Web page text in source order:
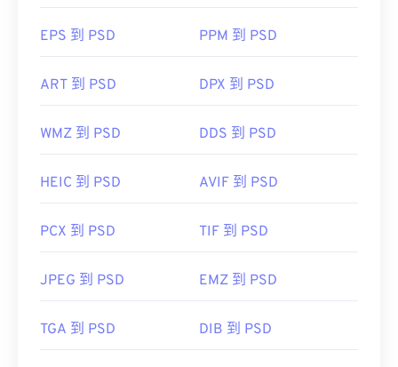
由于 PSD 文件较大，不易于传输、存储或共享。为
据的文件格式。最常见的是转换为 JPEG 格式
首次发布：1990年2月19日
有用的链接：
EPS 到 PSD PPM 到 PSD
ART 到 PSD DPX 到 PSD
WMZ 到 PSD DDS 到 PSD
HEIC 到 PSD AVIF 到 PSD
PCX 到 PSD TIF 到 PSD
JPEG 到 PSD EMZ 到 PSD
TGA 到 PSD DIB 到 PSD